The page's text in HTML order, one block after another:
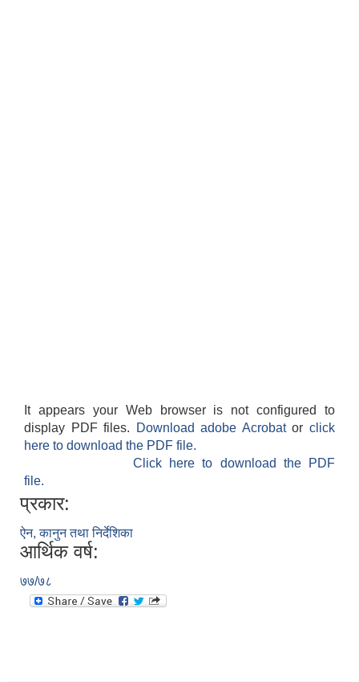
It appears your Web browser is not configured to
display PDF files.
Download adobe Acrobatorclick
here to download the PDF file.
Click here to download the PDF
file.
प्रकार:
ऐन, कानुन तथा निर्देशिका
आर्थिक वर्ष:
७७/७८